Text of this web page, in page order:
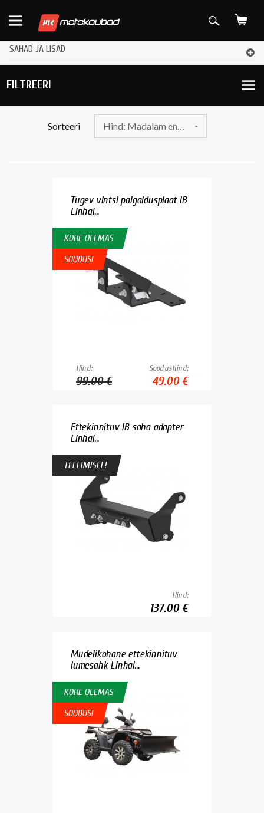
SAHAD JA LISAD
FILTREERI
Sorteeri Hind: Madalam enne
Tugev vintsi paigaldusplaat IB
Linhai...
KOHE OLEMAS
SOODUS!
Hind:
99.00 €
Soodushind:
49.00 €
Ettekinnituv IB saha adapter
Linhai...
TELLIMISEL!
Hind:
137.00 €
Mudelikohane ettekinnituv
lumesahk Linhai...
KOHE OLEMAS
SOODUS!